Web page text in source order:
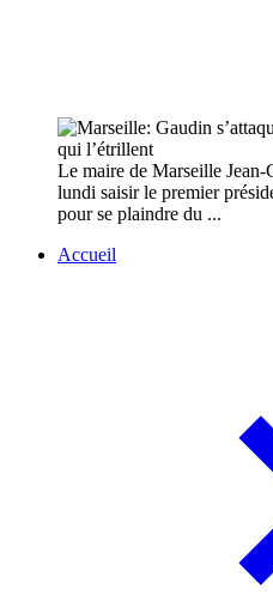
Le maire de Marseille
lundi saisir le premier
pour se plaindre du ...
Accueil